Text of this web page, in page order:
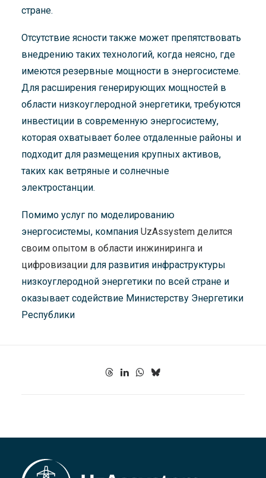
стране.
Отсутствие ясности также может препятствовать
внедрению таких технологий, когда неясно, где
имеются резервные мощности в энергосистеме.
Для расширения генерирующих мощностей в
области низкоуглеродной энергетики, требуются
инвестиции в современную энергосистему,
которая охватывает более отдаленные районы и
подходит для размещения крупных активов,
таких как ветряные и солнечные
электростанции.
Помимо услуг по моделированию
энергосистемы, компания UzAssystem делится
своим опытом в области инжиниринга и
цифровизации для развития инфраструктуры
низкоуглеродной энергетики по всей стране и
оказывает содействие Министерству Энергетики
Республики